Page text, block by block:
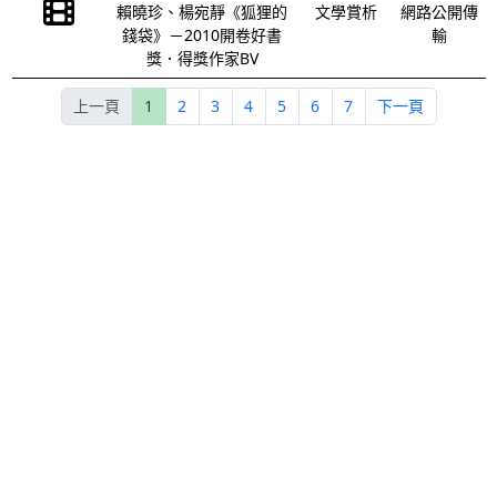
賴曉珍、楊宛靜《狐狸的
錢袋》－2010開卷好書
獎．得獎作家BV
文學賞析
網路公開傳
輸
上一頁 1 2 3 4 5 6 7 下一頁